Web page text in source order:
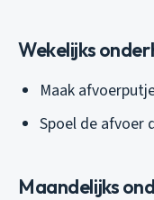
Wekelijks
Maak
Spoel de afvoer
Maandelijks